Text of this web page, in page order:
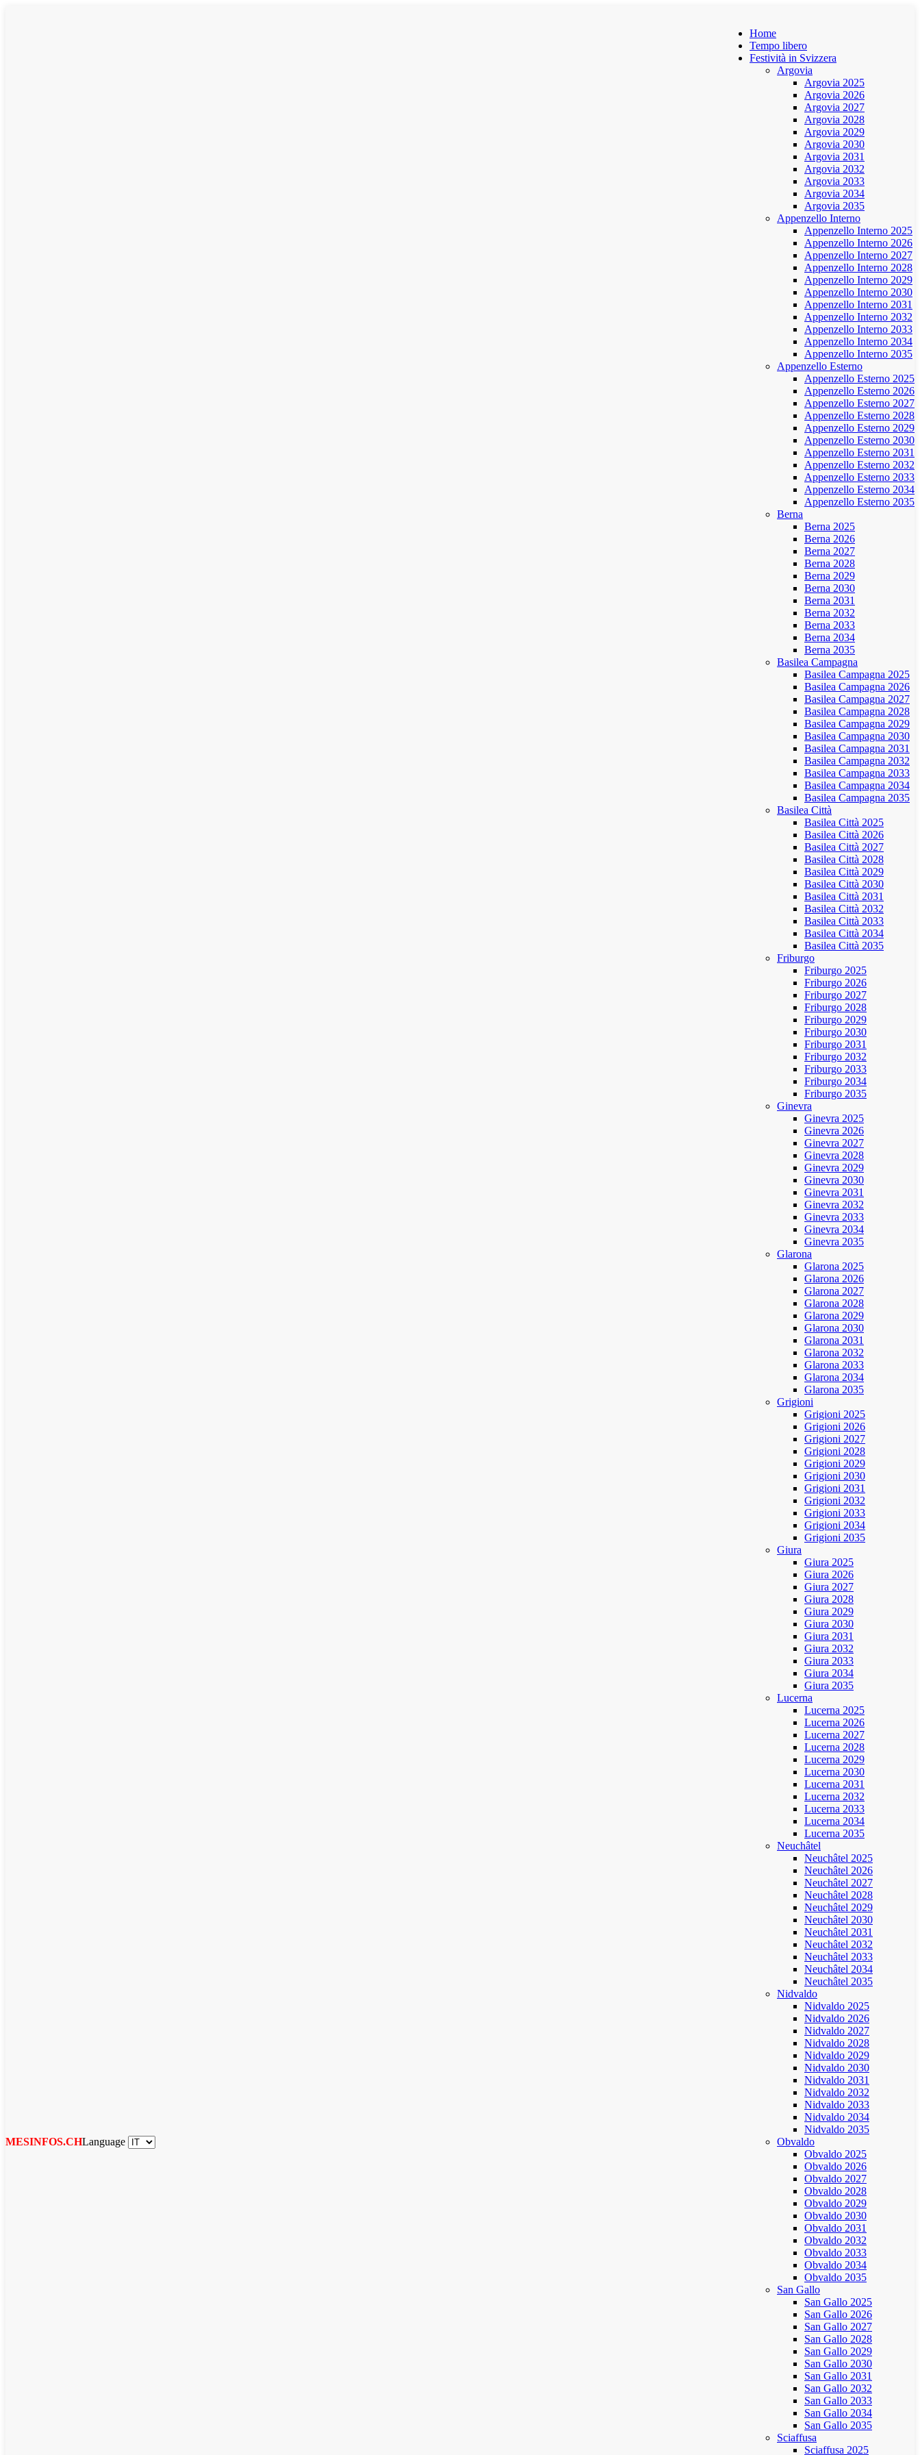
MESINFOS.CHLanguage
Home
Tempo libero
Festività in Svizzera
Argovia
Argovia 2025
Argovia 2026
Argovia 2027
Argovia 2028
Argovia 2029
Argovia 2030
Argovia 2031
Argovia 2032
Argovia 2033
Argovia 2034
Argovia 2035
Appenzello Interno
Appenzello Interno 2025
Appenzello Interno 2026
Appenzello Interno 2027
Appenzello Interno 2028
Appenzello Interno 2029
Appenzello Interno 2030
Appenzello Interno 2031
Appenzello Interno 2032
Appenzello Interno 2033
Appenzello Interno 2034
Appenzello Interno 2035
Appenzello Esterno
Appenzello Esterno 2025
Appenzello Esterno 2026
Appenzello Esterno 2027
Appenzello Esterno 2028
Appenzello Esterno 2029
Appenzello Esterno 2030
Appenzello Esterno 2031
Appenzello Esterno 2032
Appenzello Esterno 2033
Appenzello Esterno 2034
Appenzello Esterno 2035
Berna
Berna 2025
Berna 2026
Berna 2027
Berna 2028
Berna 2029
Berna 2030
Berna 2031
Berna 2032
Berna 2033
Berna 2034
Berna 2035
Basilea Campagna
Basilea Campagna 2025
Basilea Campagna 2026
Basilea Campagna 2027
Basilea Campagna 2028
Basilea Campagna 2029
Basilea Campagna 2030
Basilea Campagna 2031
Basilea Campagna 2032
Basilea Campagna 2033
Basilea Campagna 2034
Basilea Campagna 2035
Basilea Città
Basilea Città 2025
Basilea Città 2026
Basilea Città 2027
Basilea Città 2028
Basilea Città 2029
Basilea Città 2030
Basilea Città 2031
Basilea Città 2032
Basilea Città 2033
Basilea Città 2034
Basilea Città 2035
Friburgo
Friburgo 2025
Friburgo 2026
Friburgo 2027
Friburgo 2028
Friburgo 2029
Friburgo 2030
Friburgo 2031
Friburgo 2032
Friburgo 2033
Friburgo 2034
Friburgo 2035
Ginevra
Ginevra 2025
Ginevra 2026
Ginevra 2027
Ginevra 2028
Ginevra 2029
Ginevra 2030
Ginevra 2031
Ginevra 2032
Ginevra 2033
Ginevra 2034
Ginevra 2035
Glarona
Glarona 2025
Glarona 2026
Glarona 2027
Glarona 2028
Glarona 2029
Glarona 2030
Glarona 2031
Glarona 2032
Glarona 2033
Glarona 2034
Glarona 2035
Grigioni
Grigioni 2025
Grigioni 2026
Grigioni 2027
Grigioni 2028
Grigioni 2029
Grigioni 2030
Grigioni 2031
Grigioni 2032
Grigioni 2033
Grigioni 2034
Grigioni 2035
Giura
Giura 2025
Giura 2026
Giura 2027
Giura 2028
Giura 2029
Giura 2030
Giura 2031
Giura 2032
Giura 2033
Giura 2034
Giura 2035
Lucerna
Lucerna 2025
Lucerna 2026
Lucerna 2027
Lucerna 2028
Lucerna 2029
Lucerna 2030
Lucerna 2031
Lucerna 2032
Lucerna 2033
Lucerna 2034
Lucerna 2035
Neuchâtel
Neuchâtel 2025
Neuchâtel 2026
Neuchâtel 2027
Neuchâtel 2028
Neuchâtel 2029
Neuchâtel 2030
Neuchâtel 2031
Neuchâtel 2032
Neuchâtel 2033
Neuchâtel 2034
Neuchâtel 2035
Nidvaldo
Nidvaldo 2025
Nidvaldo 2026
Nidvaldo 2027
Nidvaldo 2028
Nidvaldo 2029
Nidvaldo 2030
Nidvaldo 2031
Nidvaldo 2032
Nidvaldo 2033
Nidvaldo 2034
Nidvaldo 2035
Obvaldo
Obvaldo 2025
Obvaldo 2026
Obvaldo 2027
Obvaldo 2028
Obvaldo 2029
Obvaldo 2030
Obvaldo 2031
Obvaldo 2032
Obvaldo 2033
Obvaldo 2034
Obvaldo 2035
San Gallo
San Gallo 2025
San Gallo 2026
San Gallo 2027
San Gallo 2028
San Gallo 2029
San Gallo 2030
San Gallo 2031
San Gallo 2032
San Gallo 2033
San Gallo 2034
San Gallo 2035
Sciaffusa
Sciaffusa 2025